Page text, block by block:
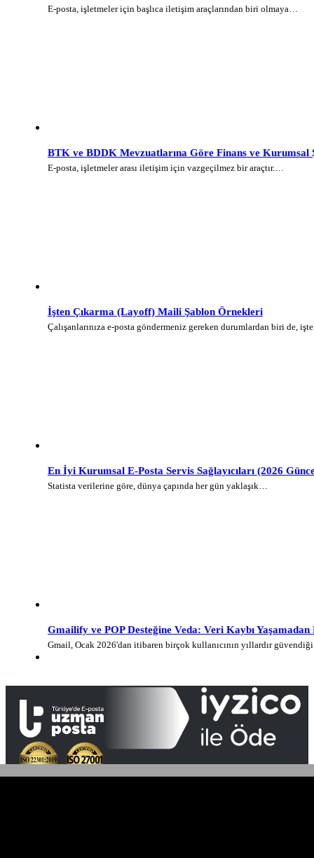
E-posta, işletmeler için başlıca iletişim araçlarından biri olmaya…
BTK ve BDDK Mevzuatlarına Göre Finans ve
E-posta, işletmeler arası iletişim için vazgeçilmez bir araçtır.…
İşten Çıkarma (Layoff) Maili Şablon Örnekleri
Çalışanlarınıza e-posta göndermeniz gereken durumlardan biri de,
En İyi Kurumsal E-Posta Servis Sağlayıcıları (2026
Statista verilerine göre, dünya çapında her gün yaklaşık…
Gmailify ve POP Desteğine Veda: Veri Kaybı
Gmail, Ocak 2026'dan itibaren birçok kullanıcının yıllardır